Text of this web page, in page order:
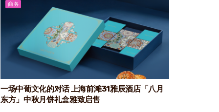
商务
一场中葡文化的对话 上海前滩31雅辰酒店「八月
东方」中秋月饼礼盒雅致启售